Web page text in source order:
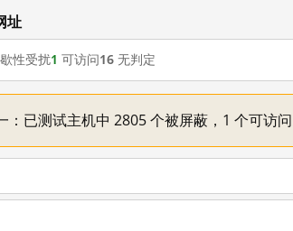
址
性受扰1 可访问16 无判定
已测试主机中 2805 个被屏蔽，1 个可访问